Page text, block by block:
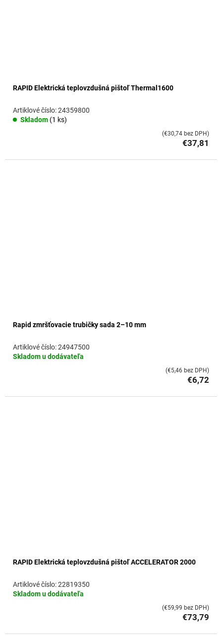
RAPID Elektrická teplovzdušná pištoľ Thermal1600
Skladom (1 ks)
24359800
€37,81
(€30,74 bez DPH)
Rapid zmršťovacie trubičky sada 2–10 mm
Skladom u dodávateľa
24947500
€6,72
(€5,46 bez DPH)
RAPID Elektrická teplovzdušná pištoľ ACCELERATOR 2000
Skladom u dodávateľa
22819350
€73,79
(€59,99 bez DPH)